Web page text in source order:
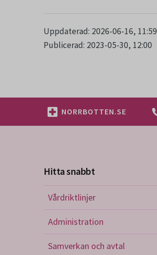
Uppdaterad: 2026-06-16, 11:59
Publicerad: 2023-05-30, 12:00
NORRBOTTEN.SE
Hitta snabbt
Vårdriktlinjer
Administration
Samverkan och avtal